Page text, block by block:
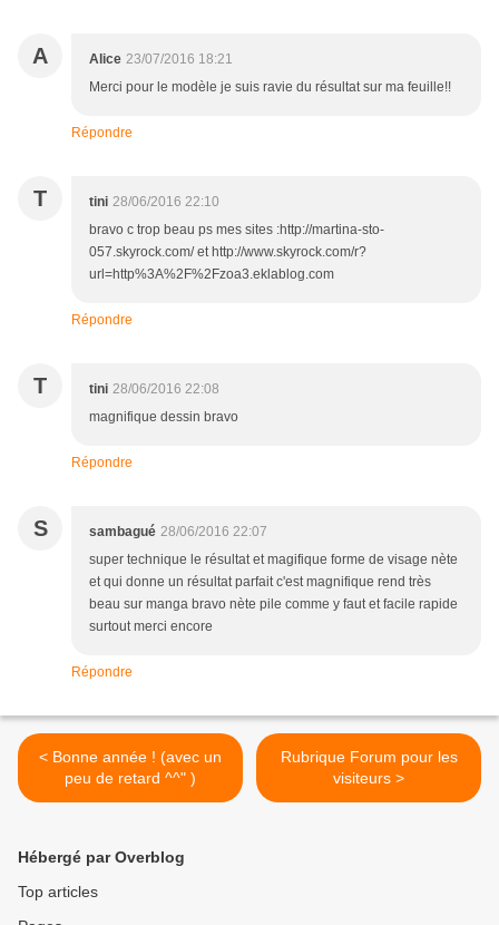
A Alice 23/07/2016 18:21
Merci pour le modèle je suis ravie du résultat sur ma feuille!!
Répondre
T tini 28/06/2016 22:10
bravo c trop beau ps mes sites :http://martina-sto-
057.skyrock.com/ et http://www.skyrock.com/r?
url=http%3A%2F%2Fzoa3.eklablog.com
Répondre
T tini 28/06/2016 22:08
magnifique dessin bravo
Répondre
S sambagué 28/06/2016 22:07
super technique le résultat et magifique forme de visage nète
et qui donne un résultat parfait c'est magnifique rend très
beau sur manga bravo nète pile comme y faut et facile rapide
surtout merci encore
Répondre
< Bonne année ! (avec un
peu de retard ^^" )
Rubrique Forum pour les
visiteurs >
Hébergé par Overblog
Top articles